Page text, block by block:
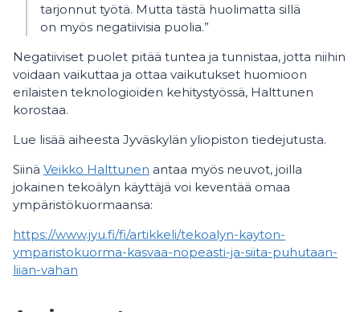
tarjonnut työtä. Mutta tästä huolimatta sillä
on myös negatiivisia puolia.”
Negatiiviset puolet pitää tuntea ja tunnistaa, jotta niihin
voidaan vaikuttaa ja ottaa vaikutukset huomioon
erilaisten teknologioiden kehitystyössä, Halttunen
korostaa.
Lue lisää aiheesta Jyväskylän yliopiston tiedejutusta.
Siinä Veikko Halttunen antaa myös neuvot, joilla
jokainen tekoälyn käyttäjä voi keventää omaa
ympäristökuormaansa:
https://www.jyu.fi/fi/artikkeli/tekoalyn-kayton-
ymparistokuorma-kasvaa-nopeasti-ja-siita-puhutaan-
liian-vahan